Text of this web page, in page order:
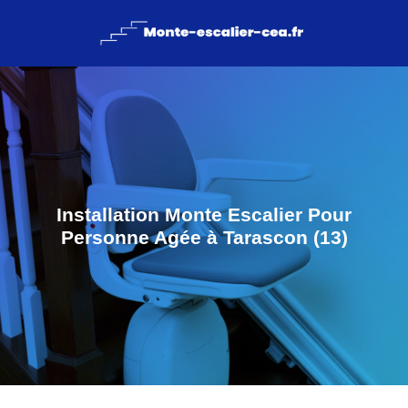
Installation Monte Escalier Pour
Personne Agée à Tarascon (13)